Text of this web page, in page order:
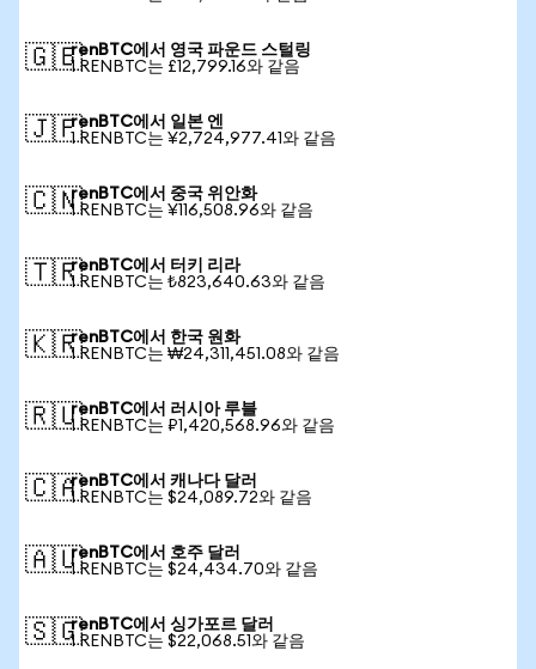
🇬🇧renBTC에서 영국 파운드 스털링
1 RENBTC는 £12,799.16와 같음
🇯🇵renBTC에서 일본 엔
1 RENBTC는 ¥2,724,977.41와 같음
🇨🇳renBTC에서 중국 위안화
1 RENBTC는 ¥116,508.96와 같음
🇹🇷renBTC에서 터키 리라
1 RENBTC는 ₺823,640.63와 같음
🇰🇷renBTC에서 한국 원화
1 RENBTC는 ₩24,311,451.08와 같음
🇷🇺renBTC에서 러시아 루블
1 RENBTC는 ₽1,420,568.96와 같음
🇨🇦renBTC에서 캐나다 달러
1 RENBTC는 $24,089.72와 같음
🇦🇺renBTC에서 호주 달러
1 RENBTC는 $24,434.70와 같음
🇸🇬renBTC에서 싱가포르 달러
1 RENBTC는 $22,068.51와 같음